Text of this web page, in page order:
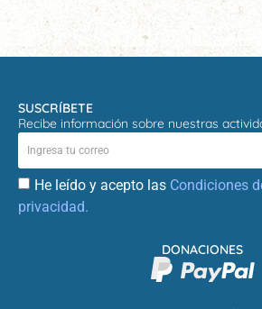
SUSCRÍBETE
Recibe información sobre nuestras
He leído y acepto las Condiciones
privacidad.
DONACIONES